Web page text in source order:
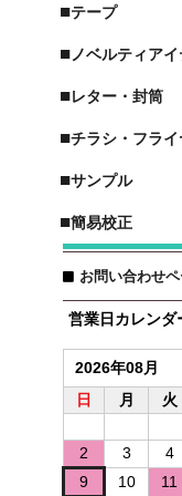
■テープ
■ノベルティアイ
■レター・封筒
■チラシ・フライ
■サンプル
■簡易校正
お問い合わせ
営業日カレンダ
2026年08月
日
月 火
2
3 4
9
10 11